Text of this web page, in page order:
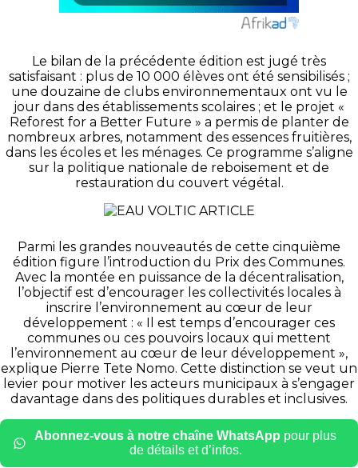
Le bilan de la précédente édition est jugé très
satisfaisant : plus de 10 000 élèves ont été sensibilisés ;
une douzaine de clubs environnementaux ont vu le
jour dans des établissements scolaires ; et le projet «
Reforest for a Better Future » a permis de planter de
nombreux arbres, notamment des essences fruitières,
dans les écoles et les ménages. Ce programme s’aligne
sur la politique nationale de reboisement et de
restauration du couvert végétal.
Parmi les grandes nouveautés de cette cinquième
édition figure l’introduction du Prix des Communes.
Avec la montée en puissance de la décentralisation,
l’objectif est d’encourager les collectivités locales à
inscrire l’environnement au cœur de leur
développement : « Il est temps d’encourager ces
communes ou ces pouvoirs locaux qui mettent
l’environnement au cœur de leur développement »,
explique Pierre Tete Nomo. Cette distinction se veut un
levier pour motiver les acteurs municipaux à s’engager
davantage dans des politiques durables et inclusives.
Abonnez-vous à notre chaîne WhatsApp pour plus
de détails et d’infos.